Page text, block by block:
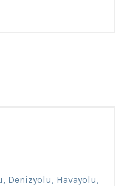
Denizyolu, Havayolu,